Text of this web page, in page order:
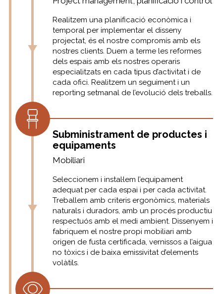
Realitzem una planificació econòmica i
temporal per implementar el disseny
projectat, és el nostre compromís amb els
nostres clients. Duem a terme les reformes
dels espais amb els nostres operaris
especialitzats en cada tipus d’activitat i de
cada ofici. Realitzem un seguiment i un
reporting setmanal de l’evolució dels treballs.
Subministrament de productes i
equipaments
Mobiliari
Seleccionem i instal·lem l’equipament
adequat per cada espai i per cada activitat.
Treballem amb criteris ergonòmics, materials
naturals i duradors, amb un procés productiu
respectuós amb el medi ambient. Dissenyem i
fabriquem el nostre propi mobiliari amb
origen de fusta certificada, vernissos a l’aigua
no tòxics i de baixa emissivitat d’elements
volàtils.